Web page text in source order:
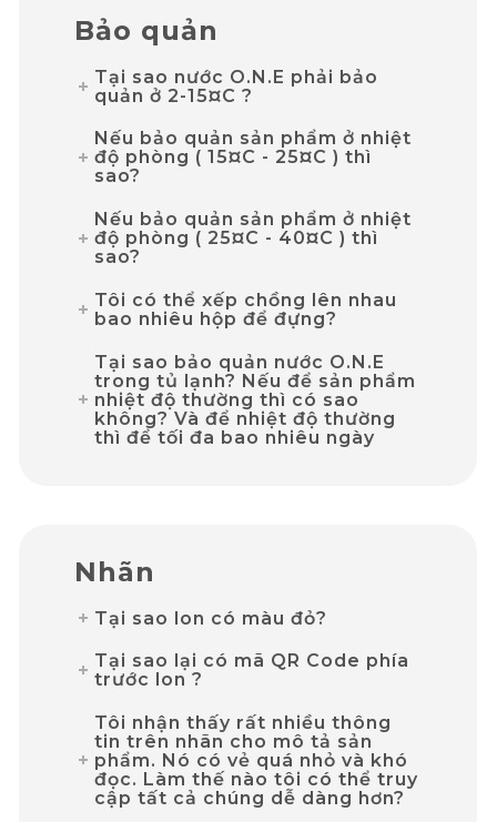
Bảo quản
Tại sao nước O.N.E phải bảo
quản ở 2-15¤C ?
Nếu bảo quản sản phẩm ở nhiệt
độ phòng ( 15¤C - 25¤C ) thì
sao?
Nếu bảo quản sản phẩm ở nhiệt
độ phòng ( 25¤C - 40¤C ) thì
sao?
Tôi có thể xếp chồng lên nhau
bao nhiêu hộp để đựng?
Tại sao bảo quản nước O.N.E
trong tủ lạnh? Nếu để sản phẩm
nhiệt độ thường thì có sao
không? Và để nhiệt độ thường
thì để tối đa bao nhiêu ngày
Nhãn
Tại sao lon có màu đỏ?
Tại sao lại có mã QR Code phía
trước lon ?
Tôi nhận thấy rất nhiều thông
tin trên nhãn cho mô tả sản
phẩm. Nó có vẻ quá nhỏ và khó
đọc. Làm thế nào tôi có thể truy
cập tất cả chúng dễ dàng hơn?